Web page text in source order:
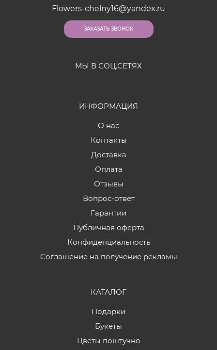
Flowers-chelny16@yandex.ru
ЗАКАЗАТЬ ЗВОНОК
МЫ В СОЦ.СЕТЯХ
ИНФОРМАЦИЯ
О нас
Контакты
Доставка
Оплата
Отзывы
Вопрос-ответ
Гарантии
Публичная оферта
Конфиденциальность
Соглашение на получение рекламы
КАТАЛОГ
Подарки
Букеты
Цветы поштучно